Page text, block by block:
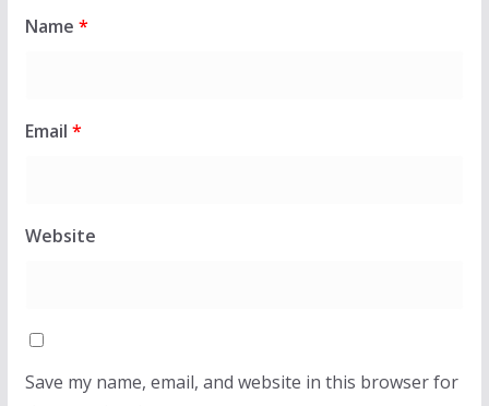
Name *
Email *
Website
Save my name, email, and website in this browser for